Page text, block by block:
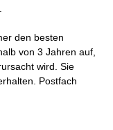
den besten
von 3 Jahren auf,
wird. Sie
Postfach